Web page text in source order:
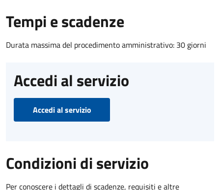
Tempi e scadenze
Durata massima del procedimento amministrativo: 30 giorni
Accedi al servizio
Accedi al servizio
Condizioni di servizio
Per conoscere i dettagli di scadenze, requisiti e altre